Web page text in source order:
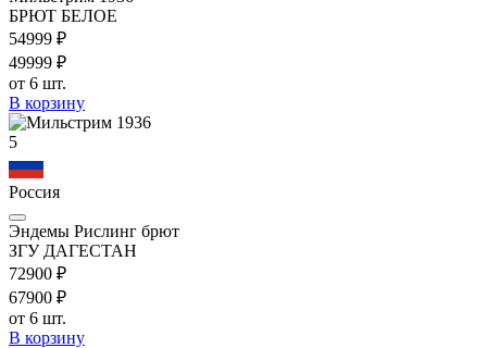
БРЮТ БЕЛОЕ
54999 ₽
49999 ₽
от 6 шт.
В корзину
5
Россия
Эндемы Рислинг брют
ЗГУ ДАГЕСТАН
72900 ₽
67900 ₽
от 6 шт.
В корзину